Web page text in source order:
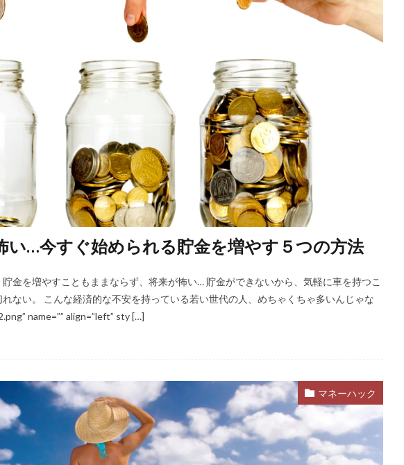
い…今すぐ始められる貯金を増やす５つの方法
金を増やすこともままならず、将来が怖い… 貯金ができないから、気軽に車を持つこ
ない。 こんな経済的な不安を持っている若い世代の人、めちゃくちゃ多いんじゃな
name=”” align=”left” sty […]
マネーハック